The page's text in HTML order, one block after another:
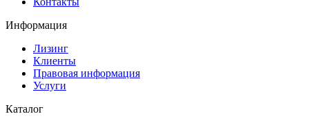
Информация
Лизинг
Клиенты
Правовая информация
Услуги
Каталог